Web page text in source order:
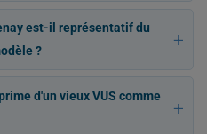
est-il représentatif du
?
d'un vieux VUS comme